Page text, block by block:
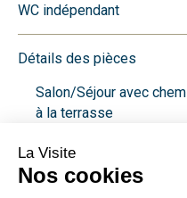
WC indépendant
Détails des pièces
Salon/Séjour avec
à la terrasse
Cuisine indépendante